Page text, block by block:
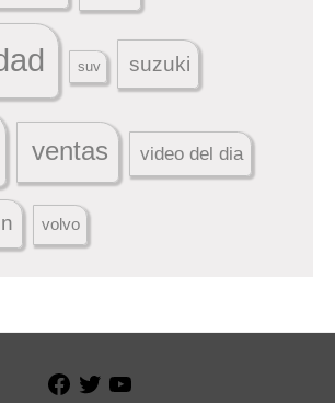
suv suzuki
ventas video del dia
volvo
Facebook
Twitter